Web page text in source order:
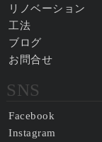
リノベーション
工法
ブログ
お問合せ
SNS
Facebook
Instagram